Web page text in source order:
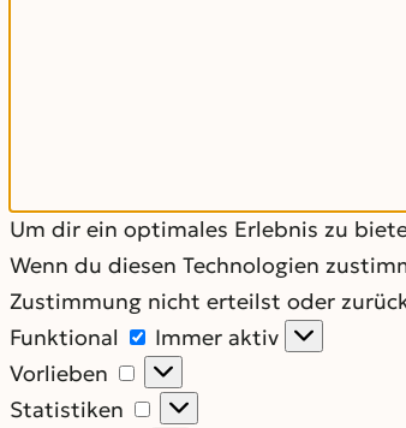
Um dir ein optimales Erlebnis zu
Wenn du diesen Technologien
Zustimmung nicht erteilst oder
Funktional
Funktional
Immer aktiv
Vorlieben
Vorlieben
Statistiken
Statistiken